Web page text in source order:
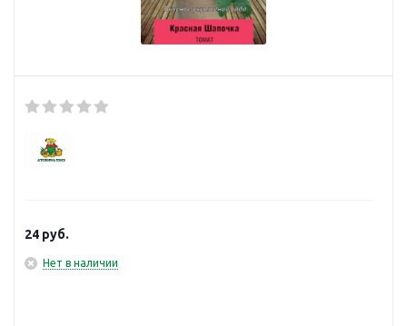
24 руб.
Нет в наличии